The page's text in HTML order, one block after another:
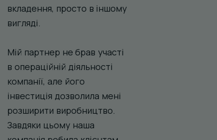
вкладення, просто в іншому
вигляді.
Мій партнер не брав участі
в операційній діяльності
компанії, але його
інвестиція дозволила мені
розширити виробництво.
Завдяки цьому наша